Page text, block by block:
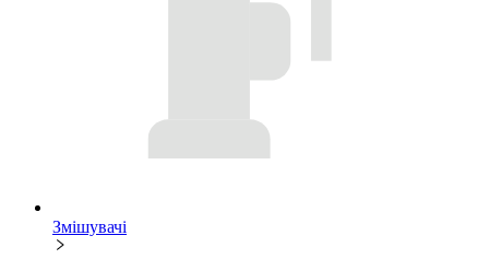
Змішувачі